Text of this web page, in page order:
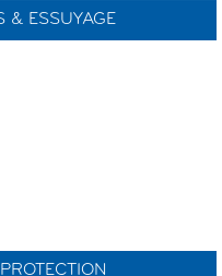
& ESSUYAGE